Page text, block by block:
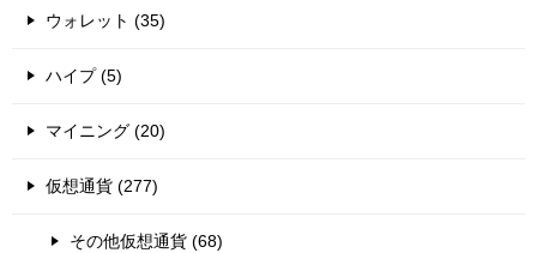
ウォレット (35)
ハイプ (5)
マイニング (20)
仮想通貨 (277)
その他仮想通貨 (68)